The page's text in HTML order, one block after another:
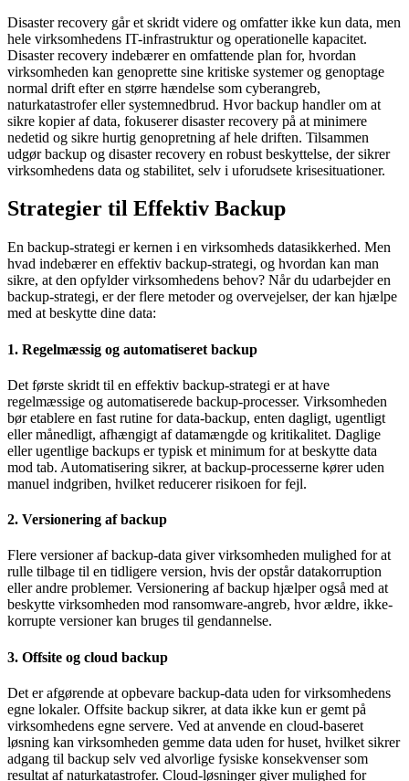
Disaster recovery går et skridt videre og omfatter ikke kun data, men
hele virksomhedens IT-infrastruktur og operationelle kapacitet.
Disaster recovery indebærer en omfattende plan for, hvordan
virksomheden kan genoprette sine kritiske systemer og genoptage
normal drift efter en større hændelse som cyberangreb,
naturkatastrofer eller systemnedbrud. Hvor backup handler om at
sikre kopier af data, fokuserer disaster recovery på at minimere
nedetid og sikre hurtig genopretning af hele driften. Tilsammen
udgør backup og disaster recovery en robust beskyttelse, der sikrer
virksomhedens data og stabilitet, selv i uforudsete krisesituationer.
Strategier til Effektiv Backup
En backup-strategi er kernen i en virksomheds datasikkerhed. Men
hvad indebærer en effektiv backup-strategi, og hvordan kan man
sikre, at den opfylder virksomhedens behov? Når du udarbejder en
backup-strategi, er der flere metoder og overvejelser, der kan hjælpe
med at beskytte dine data:
1. Regelmæssig og automatiseret backup
Det første skridt til en effektiv backup-strategi er at have
regelmæssige og automatiserede backup-processer. Virksomheden
bør etablere en fast rutine for data-backup, enten dagligt, ugentligt
eller månedligt, afhængigt af datamængde og kritikalitet. Daglige
eller ugentlige backups er typisk et minimum for at beskytte data
mod tab. Automatisering sikrer, at backup-processerne kører uden
manuel indgriben, hvilket reducerer risikoen for fejl.
2. Versionering af backup
Flere versioner af backup-data giver virksomheden mulighed for at
rulle tilbage til en tidligere version, hvis der opstår datakorruption
eller andre problemer. Versionering af backup hjælper også med at
beskytte virksomheden mod ransomware-angreb, hvor ældre, ikke-
korrupte versioner kan bruges til gendannelse.
3. Offsite og cloud backup
Det er afgørende at opbevare backup-data uden for virksomhedens
egne lokaler. Offsite backup sikrer, at data ikke kun er gemt på
virksomhedens egne servere. Ved at anvende en cloud-baseret
løsning kan virksomheden gemme data uden for huset, hvilket sikrer
adgang til backup selv ved alvorlige fysiske konsekvenser som
resultat af naturkatastrofer. Cloud-løsninger giver mulighed for